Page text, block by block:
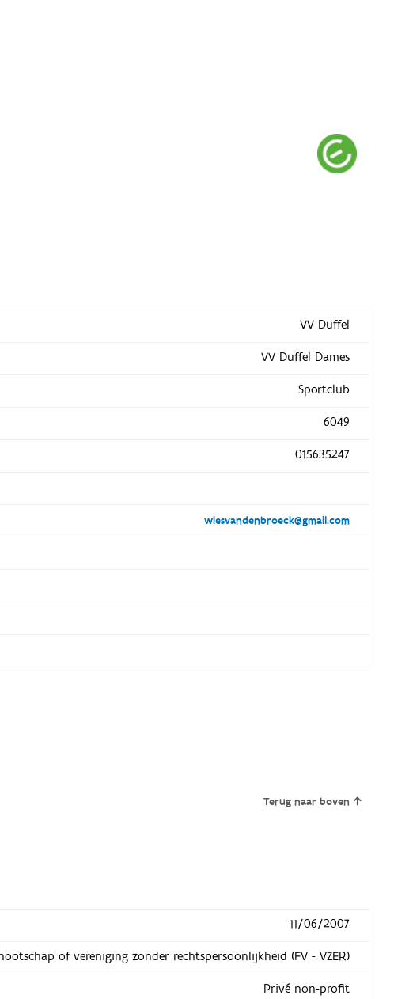
VV Duffel
VV Duffel Dames
Sportclub
6049
015635247
wiesvandenbroeck@gmail.com
Terug naar boven
11/06/2007
of vereniging zonder rechtspersoonlijkheid (FV - VZER)
Privé non-profit